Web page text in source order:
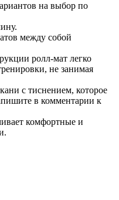
на выбор по
между собой
ролл-мат легко
не занимая
с тиснением, которое
в комментарии к
комфортные и